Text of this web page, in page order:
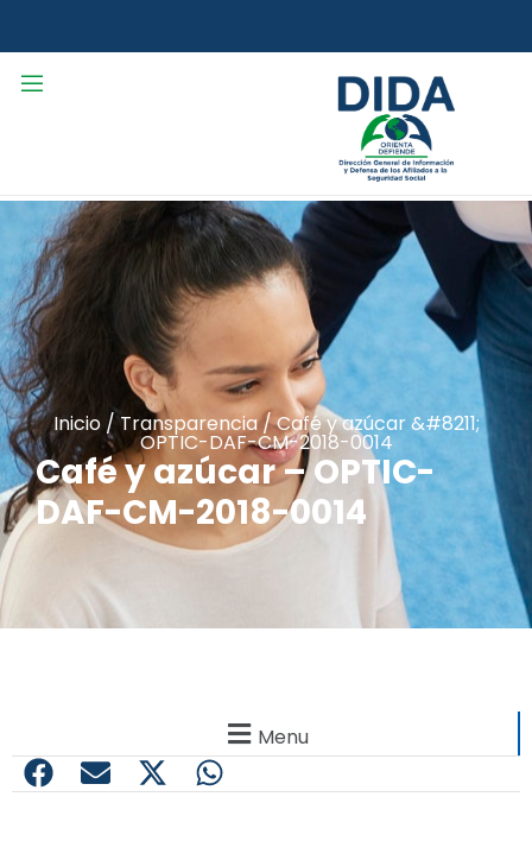
Inicio /Transparencia/Café y azúcar &#8211;
OPTIC-DAF-CM-2018-0014
Café y azúcar – OPTIC-
DAF-CM-2018-0014
Menu